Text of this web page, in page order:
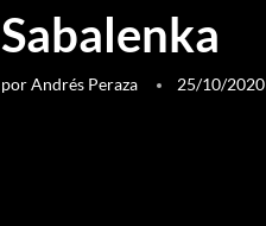
Sabalenka
porAndrés Peraza 25/10/2020